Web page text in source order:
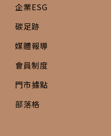
企業ESG
碳足跡
媒體報導
會員制度
門市據點
部落格